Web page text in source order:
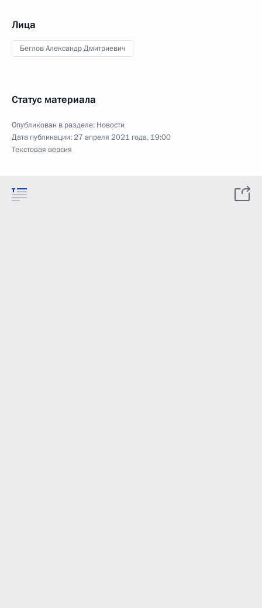
Лица
Беглов Александр Дмитриевич
Статус материала
Опубликован в разделе: Новости
Дата публикации:27 апреля 2021 года, 19:00
Текстовая версия